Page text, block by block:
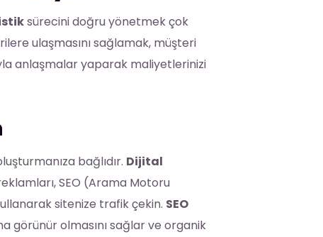
sürecini doğru yönetmek çok
ulaşmasını sağlamak, müşteri
anlaşmalar yaparak maliyetlerinizi
bağlıdır. Dijital
SEO (Arama Motoru
sitenize trafik çekin. SEO
görünür olmasını sağlar ve organik